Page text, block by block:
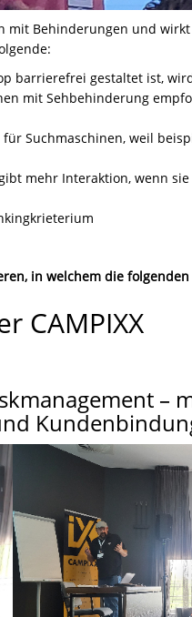
Behinderungen und
barrierefrei gestaltet ist,
mit Sehbehinderung
Suchmaschinen, weil
mehr Interaktion, wenn
in welchem die
CAMPIXX
–